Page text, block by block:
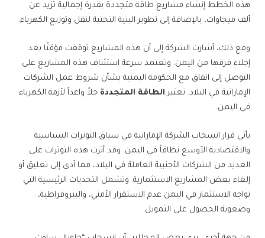
هذه الخطط إنشاء مشاريع طاقة متجددة بقدرة إجمالية تزيد عن
ألف ميجاوات، بالإضافة إلى تطوير البنية التحتية لنقل وتوزيع الكهرباء.
ومع ذلك، أشارت الشركة إلى أن هذه المشاريع توقفت مؤقتًا بعد
إجلاء فرقها من اليمن. وتعتمد سرعة استئناف هذه المشاريع على
التوصل إلى اتفاق مع الحكومة اليمنية بشأن شروط عمل الشركات
الإماراتية في البلاد. تعتبر الطاقة المتجددة حلاً واعداً لأزمة الكهرباء
في اليمن.
يأتي قرار انسحاب الشركة الإماراتية في سياق التوترات السياسية
والاقتصادية الأوسع نطاقاً في اليمن. وقد أثرت هذه التوترات على
العديد من الشركات الأجنبية العاملة في البلاد، مما أدى إلى تعليق أو
إلغاء بعض المشاريع الاستثمارية. وتشمل التحديات الرئيسية التي
تواجه الاستثمار في اليمن عدم الاستقرار الأمني، والبيروقراطية،
وصعوبة الحصول على التمويل.